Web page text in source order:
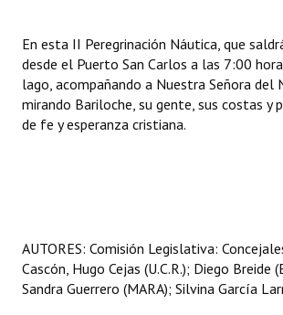
Periodistas Decanos - Registro
Ciudadano Ilustre - Registro
Banca del Vecino - Registro
Bariloche, Municipio intercultural
En esta II Peregrinación Náutica, que
desde el Puerto San Carlos a las 7:00
lago, acompañando a Nuestra Señora del
mirando Bariloche, su gente, sus costas y
de fe y esperanza cristiana.
AUTORES: Comisión Legislativa:
Cascón, Hugo Cejas (U.C.R.); Diego Breide
Sandra Guerrero (MARA); Silvina García